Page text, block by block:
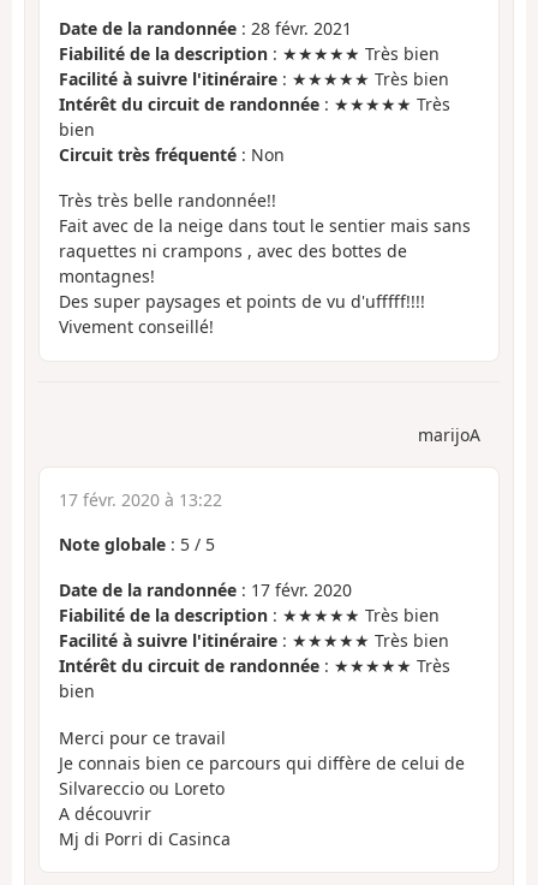
Date de la randonnée : 28 févr. 2021
Fiabilité de la description : ★★★★★ Très bien
Facilité à suivre l'itinéraire : ★★★★★ Très bien
Intérêt du circuit de randonnée : ★★★★★ Très
bien
Circuit très fréquenté : Non
Très très belle randonnée!!
Fait avec de la neige dans tout le sentier mais sans
raquettes ni crampons , avec des bottes de
montagnes!
Des super paysages et points de vu d'ufffff!!!!
Vivement conseillé!
marijoA
17 févr. 2020 à 13:22
Note globale : 5 / 5
Date de la randonnée : 17 févr. 2020
Fiabilité de la description : ★★★★★ Très bien
Facilité à suivre l'itinéraire : ★★★★★ Très bien
Intérêt du circuit de randonnée : ★★★★★ Très
bien
Merci pour ce travail
Je connais bien ce parcours qui diffère de celui de
Silvareccio ou Loreto
A découvrir
Mj di Porri di Casinca